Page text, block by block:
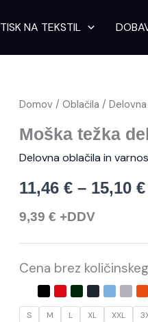
TISK NA TEKSTIL
Domov /Oblačila /
Moška težka
Delovna oblačila in
11,46€ – 15,10€
9,39€ +DDV
Cena brez
S M L XL XXL
Moška
delovna
'Piqué'
polo
količina